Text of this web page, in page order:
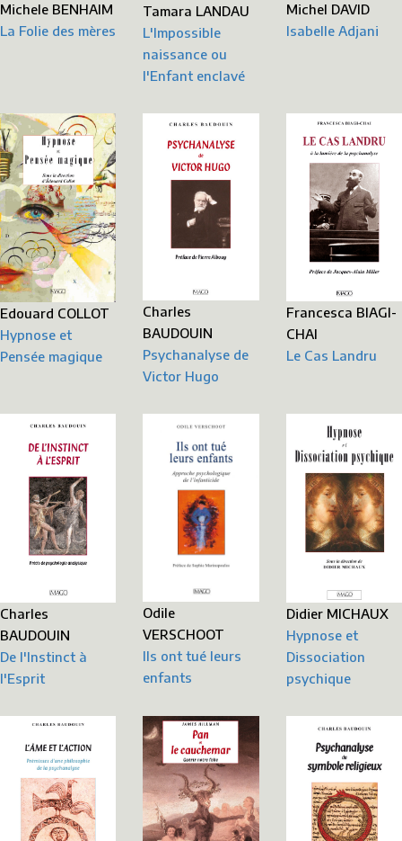
Michele BENHAIM
La Folie des mères
Tamara LANDAU
L'Impossible
naissance ou
l'Enfant enclavé
Michel DAVID
Isabelle Adjani
Edouard COLLOT
Hypnose et
Pensée magique
Charles
BAUDOUIN
Psychanalyse de
Victor Hugo
Francesca BIAGI-
CHAI
Le Cas Landru
Charles
BAUDOUIN
De l'Instinct à
l'Esprit
Odile
VERSCHOOT
Ils ont tué leurs
enfants
Didier MICHAUX
Hypnose et
Dissociation
psychique